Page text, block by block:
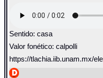
Sentido: casa
Valor fonético: calpolli
https://tlachia.iib.unam.mx/